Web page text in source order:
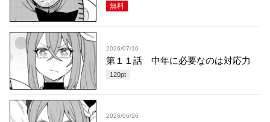
無料
2026/07/10
第１１話 中年に必要なのは対応力
120pt
2026/06/26